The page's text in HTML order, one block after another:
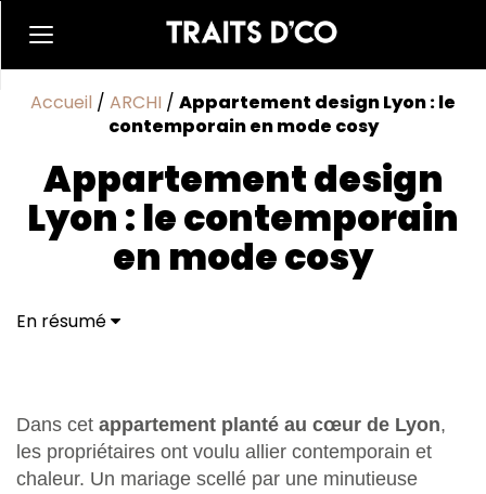
Accueil / ARCHI / Appartement design Lyon : le
contemporain en mode cosy
Appartement design
Lyon : le contemporain
en mode cosy
En résumé
Dans cet appartement planté au cœur de Lyon,
les propriétaires ont voulu allier contemporain et
chaleur. Un mariage scellé par une minutieuse